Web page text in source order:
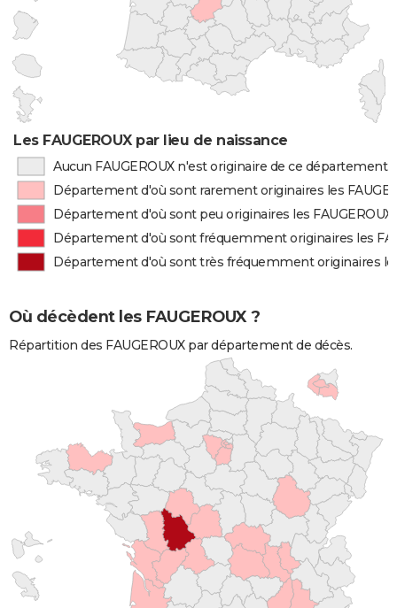
Les FAUGEROUX par lieu de naissance
Aucun FAUGEROUX n'est originaire de ce département
Département d'où sont rarement originaires les
Département d'où sont peu originaires les FAUGEROUX
Département d'où sont fréquemment originaires les
Département d'où sont très fréquemment originaires
Où décèdent les FAUGEROUX ?
Répartition des FAUGEROUX par département de décès.